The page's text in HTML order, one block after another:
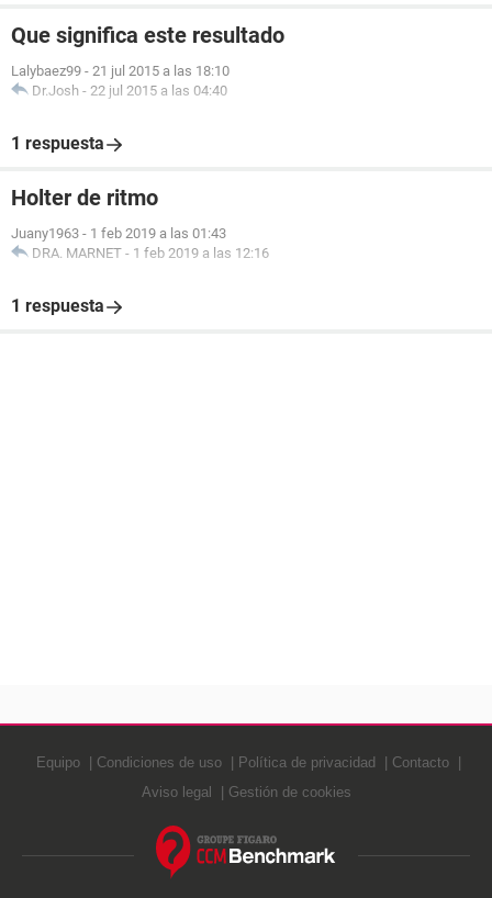
Que significa este resultado
Lalybaez99 - 21 jul 2015 a las 18:10
Dr.Josh - 22 jul 2015 a las 04:40
1 respuesta
Holter de ritmo
Juany1963 - 1 feb 2019 a las 01:43
DRA. MARNET - 1 feb 2019 a las 12:16
1 respuesta
Equipo Condiciones de uso Política de privacidad
Contacto
Aviso legal
Gestión de cookies